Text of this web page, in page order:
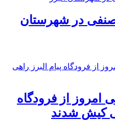
صنفی در شهرستان
امروز از فرودگاه
کیش شدند